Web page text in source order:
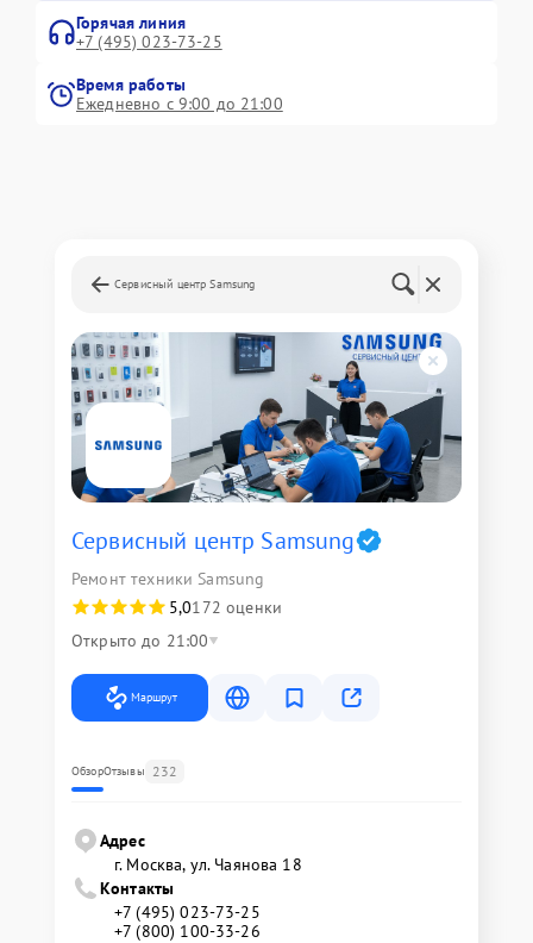
Горячая линия
+7 (495) 023-73-25
Время работы
Ежедневно с 9:00 до 21:00
Сервисный центр Samsung
Сервисный центр Samsung
Ремонт техники Samsung
5,0172 оценки
Открыто до 21:00
Маршрут
ОбзорОтзывы 232
Адрес
г. Москва, ул. Чаянова 18
Контакты
+7 (495) 023-73-25
+7 (800) 100-33-26